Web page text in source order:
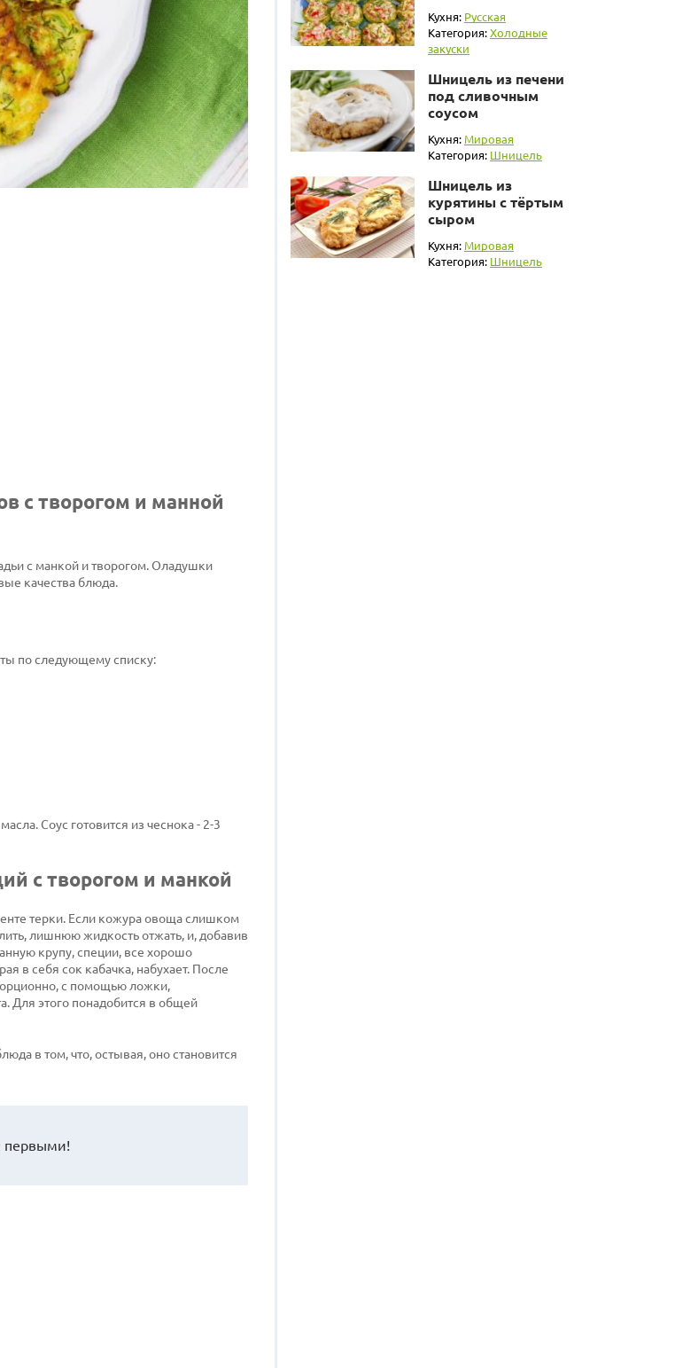
с творогом и манной
с манкой и творогом. Оладушки
качества блюда.
по следующему списку:
Соус готовится из чеснока - 2-3
с творогом и манкой
терки. Если кожура овоща слишком
лишнюю жидкость отжать, и, добавив
крупу, специи, все хорошо
в себя сок кабачка, набухает. После
с помощью ложки,
Для этого понадобится в общей
в том, что, остывая, оно становится
первыми!
Кухня: Русская
Категория:Холодные
закуски
Шницель из печени
под сливочным
соусом
Кухня: Мировая
Категория: Шницель
Шницель из
курятины с тёртым
сыром
Кухня: Мировая
Категория: Шницель